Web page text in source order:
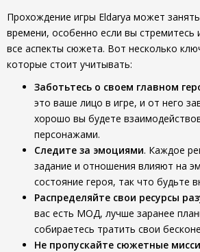
Прохождение игры Eldarya может
времени, особенно если вы стремитесь
все аспекты сюжета. Вот несколько
которые стоит учитывать:
Заботьтесь о своем главном
это ваше лицо в игре, и от него
хорошо вы будете
персонажами.
Следите за эмоциями. Каждое
задание и отношения влияют на
состояние героя, так что будьте
Распределяйте свои ресурсы
вас есть МОД, лучше заранее
собираетесь тратить свои
Не пропускайте сюжетные